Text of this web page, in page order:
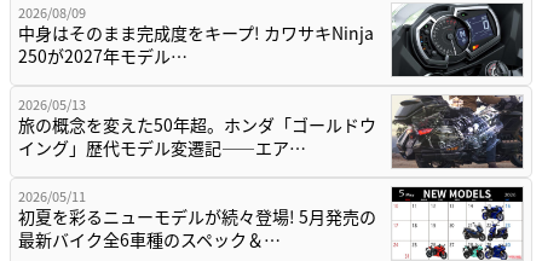
2026/08/09
中身はそのまま完成度をキープ! カワサキNinja
250が2027年モデル…
2026/05/13
旅の概念を変えた50年超。ホンダ「ゴールドウ
イング」歴代モデル変遷記——エア…
2026/05/11
初夏を彩るニューモデルが続々登場! 5月発売の
最新バイク全6車種のスペック＆…